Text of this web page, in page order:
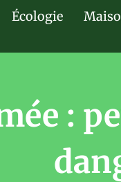
Écologie
: